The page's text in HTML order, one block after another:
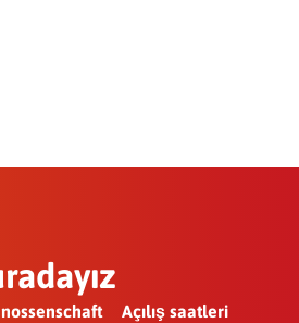
Açılış saatleri